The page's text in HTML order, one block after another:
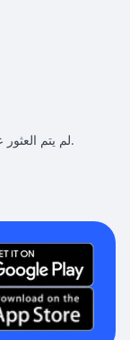
لم يتم العثور على مقالات مطابقة للبحث الذي تم تحديده.